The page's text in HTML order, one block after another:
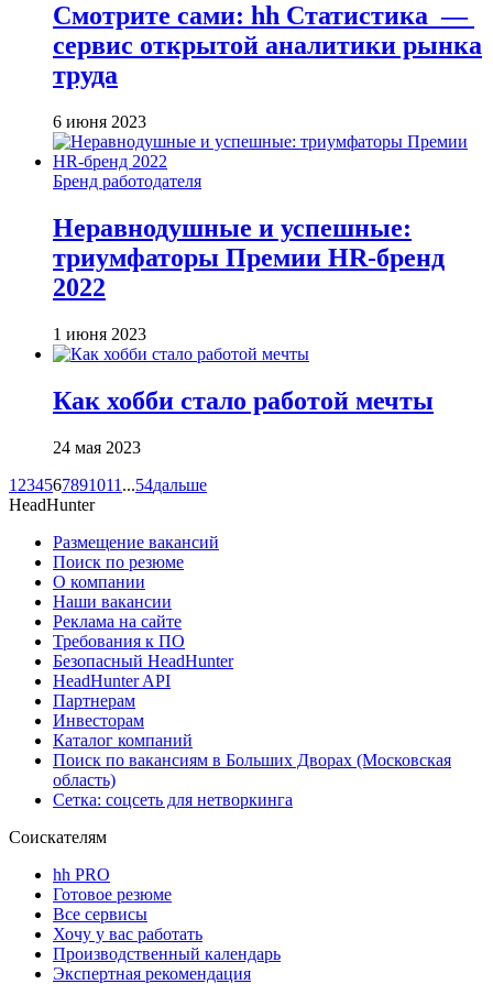
Смотрите сами: hh Cтатистика —
сервис открытой аналитики рынка
труда
6 июня 2023
Бренд работодателя
Неравнодушные и успешные:
триумфаторы Премии HR-бренд
2022
1 июня 2023
Как хобби стало работой мечты
24 мая 2023
1 234567891011 ...54дальше
HeadHunter
Размещение вакансий
Поиск по резюме
О компании
Наши вакансии
Реклама на сайте
Требования к ПО
Безопасный HeadHunter
HeadHunter API
Партнерам
Инвесторам
Каталог компаний
Поиск по вакансиям в Больших Дворах (Московская
область)
Сетка: соцсеть для нетворкинга
Соискателям
hh PRO
Готовое резюме
Все сервисы
Хочу у вас работать
Производственный календарь
Экспертная рекомендация